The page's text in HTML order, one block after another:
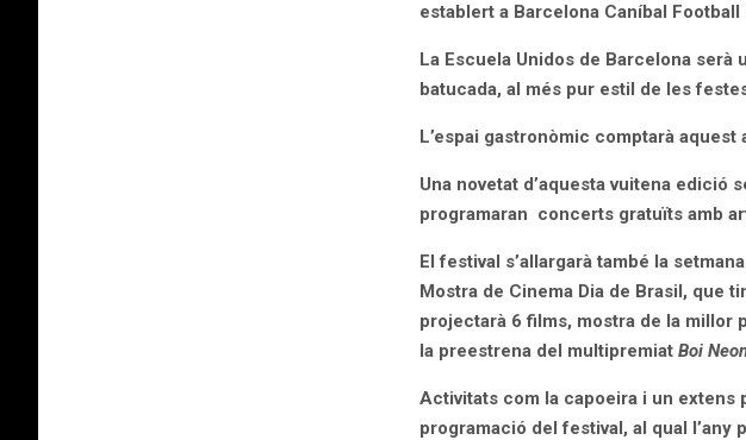
establert a Barcelona Caníbal Football
La Escuela Unidos de Barcelona serà
batucada, al més pur estil de les
L’espai gastronòmic comptarà
Una novetat d’aquesta vuitena edició
programaran concerts gratuïts amb
El festival s’allargarà també la
Mostra de Cinema Dia de Brasil, que
projectarà 6 films, mostra de la millor
la preestrena del multipremiat Boi
Activitats com la capoeira i un extens
programació del festival, al qual l’any